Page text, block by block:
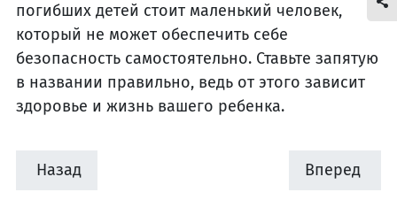
погибших детей стоит маленький человек,
который не может обеспечить себе
безопасность самостоятельно. Ставьте запятую
в названии правильно, ведь от этого зависит
здоровье и жизнь вашего ребенка.
Назад Вперед